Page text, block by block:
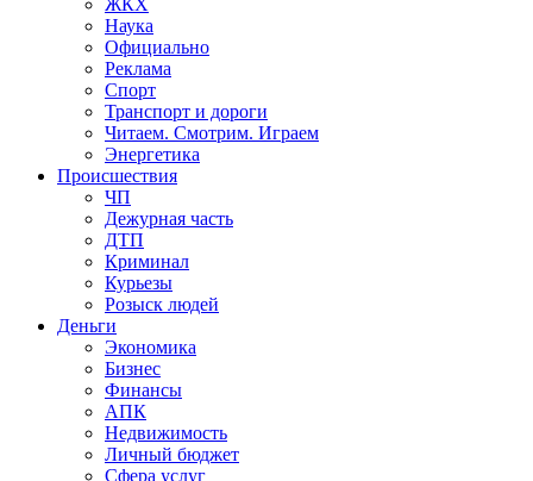
ЖКХ
Наука
Официально
Реклама
Спорт
Транспорт и дороги
Читаем. Смотрим. Играем
Энергетика
Происшествия
ЧП
Дежурная часть
ДТП
Криминал
Курьезы
Розыск людей
Деньги
Экономика
Бизнес
Финансы
АПК
Недвижимость
Личный бюджет
Сфера услуг